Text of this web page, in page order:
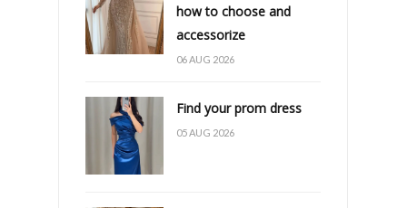
how to choose and
accessorize
06 AUG 2026
Find your prom dress
05 AUG 2026